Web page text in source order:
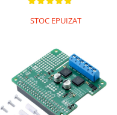
STOC EPUIZAT